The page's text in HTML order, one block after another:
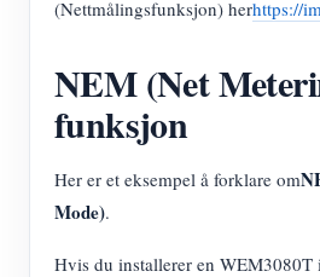
Blogger
Om oss
(Nettmålingsfunksjon) herhttps://
NEM (Net
funksjon
Her er et eksempel å forklare om
Mode).
Hvis du installerer en WEM3080T